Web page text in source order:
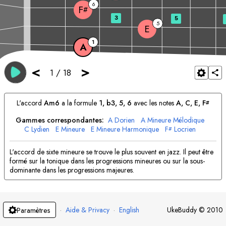
< 1 / 18 >
A 1
E 5
F# 6
3 5
L'accord Am6 a la formule 1, b3, 5, 6 avec les notes A, C, E, F#
Gammes correspondantes: A Dorien A Mineure Mélodique
C Lydien E Mineure E Mineure Harmonique F# Locrien
F Blues
L'accord de sixte mineure se trouve le plus souvent en jazz. Il peut être
formé sur la tonique dans les progressions mineures ou sur la sous-
dominante dans les progressions majeures.
Paramètres · Aide & Privacy · English UkeBuddy © 2010